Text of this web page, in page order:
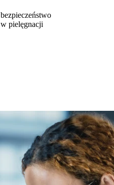
bezpieczeństwo
w pielęgnacji